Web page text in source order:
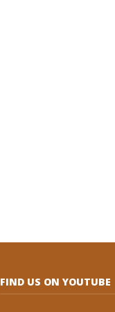
FIND US ON YOUTUBE